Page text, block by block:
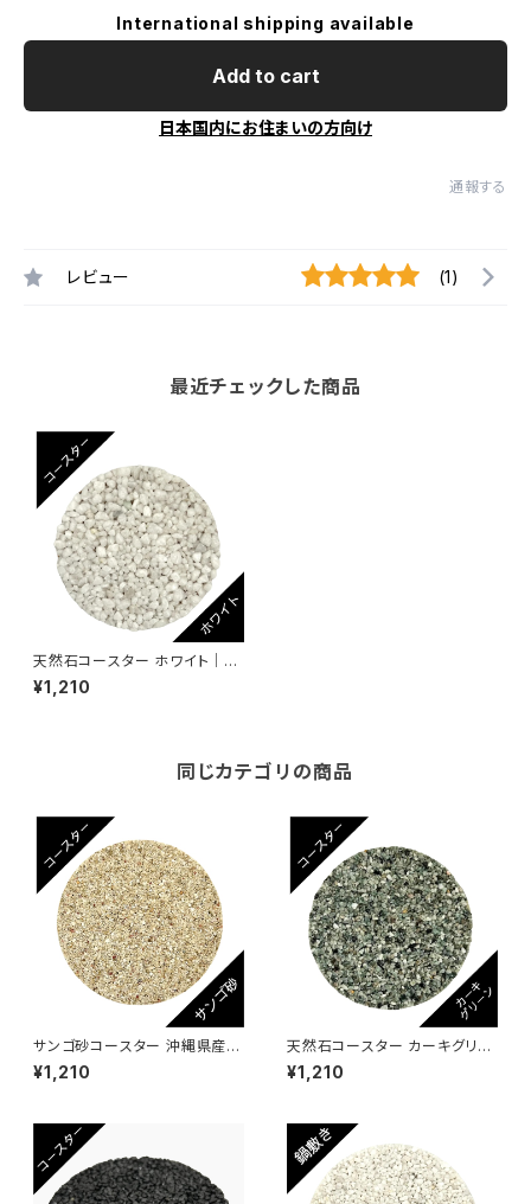
International shipping available
Add to cart
日本国内にお住まいの方向け
通報する
レビュー (1)
最近チェックした商品
天然石コースター ホワイト｜M
OODE モーデ｜アップサイク
ル・エコ・SDGs対応｜ハンドメ
¥1,210
同じカテゴリの商品
サンゴ砂コースター 沖縄県産サ
ンゴ砂｜MOODE モーデ｜アッ
プサイクル・エコ・SDGs対応｜
¥1,210
天然石コースター カーキグリー
ン｜MOODE モーデ｜アップサ
イクル・エコ・SDGs対応｜ハン
¥1,210